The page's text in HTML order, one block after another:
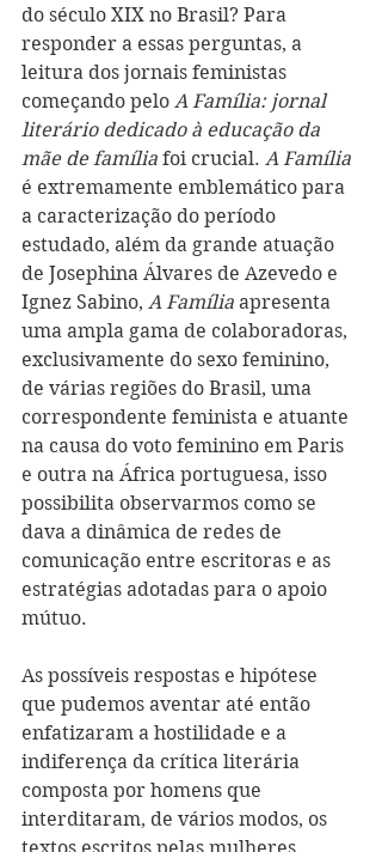
do século XIX no Brasil? Para
responder a essas perguntas, a
leitura dos jornais feministas
começando pelo A Família: jornal
literário dedicado à educação da
mãe de família foi crucial. A Família
é extremamente emblemático para
a caracterização do período
estudado, além da grande atuação
de Josephina Álvares de Azevedo e
Ignez Sabino, A Família apresenta
uma ampla gama de colaboradoras,
exclusivamente do sexo feminino,
de várias regiões do Brasil, uma
correspondente feminista e atuante
na causa do voto feminino em Paris
e outra na África portuguesa, isso
possibilita observarmos como se
dava a dinâmica de redes de
comunicação entre escritoras e as
estratégias adotadas para o apoio
mútuo.
As possíveis respostas e hipótese
que pudemos aventar até então
enfatizaram a hostilidade e a
indiferença da crítica literária
composta por homens que
interditaram, de vários modos, os